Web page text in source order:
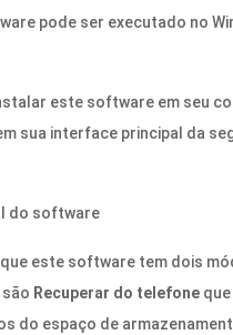
pode ser executado no
este software em seu
sua interface principal da
este software tem dois
Recuperar do telefone
do espaço de